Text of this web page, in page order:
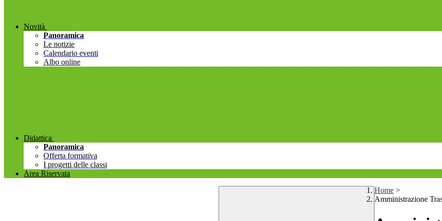
Novità
Panoramica
Le notizie
Calendario eventi
Albo online
Didattica
Panoramica
Offerta formativa
I progetti delle classi
Area Riservata
Home >
Amministrazione